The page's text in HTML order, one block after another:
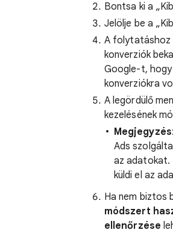
Bontsa ki a
Jelölje be a
A folytatáshoz
konverziók
Google-t,
konverziókra
A legördülő
kezelésének
Megjegyzés
Ads
az adatokat.
küldi el az
Ha nem biztos
módszert
ellenőrzése